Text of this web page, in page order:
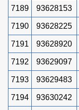
7189 93628153
7190 93628225
7191 93628920
7192 93629097
7193 93629483
7194 93630242